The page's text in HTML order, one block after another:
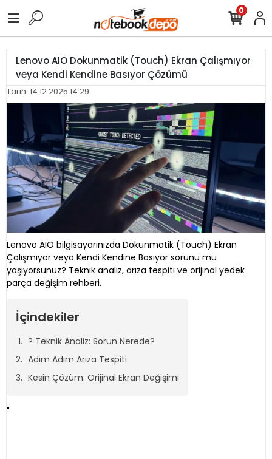
0
Lenovo AIO Dokunmatik (Touch) Ekran Çalışmıyor
veya Kendi Kendine Basıyor Çözümü
Tarih: 14.12.2025 14:29
Lenovo AIO bilgisayarınızda Dokunmatik (Touch) Ekran
Çalışmıyor veya Kendi Kendine Basıyor sorunu mu
yaşıyorsunuz? Teknik analiz, arıza tespiti ve orijinal yedek
parça değişim rehberi.
İçindekiler
?️ Teknik Analiz: Sorun Nerede?
Adım Adım Arıza Tespiti
Kesin Çözüm: Orijinal Ekran Değişimi
"